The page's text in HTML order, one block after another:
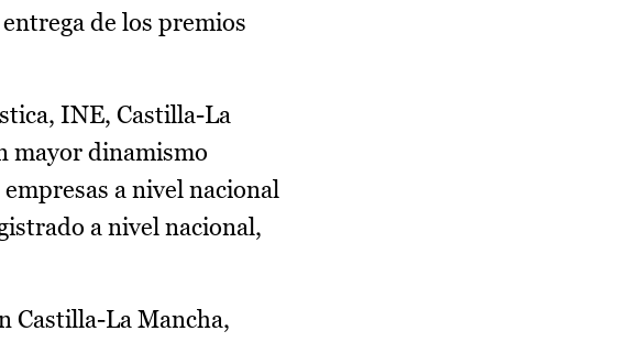
de los premios
INE, Castilla-La
mayor dinamismo
a nivel nacional
a nivel nacional,
Castilla-La Mancha,